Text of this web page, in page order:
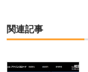
関連記事